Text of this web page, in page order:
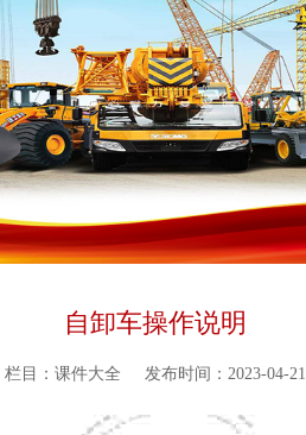
自卸车操作说明
栏目：课件大全 发布时间：2023-04-21